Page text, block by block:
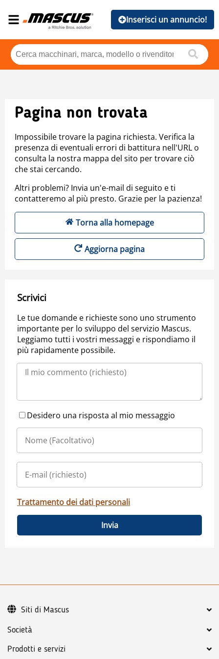
Inserisci un annuncio!
Pagina non trovata
Impossibile trovare la pagina richiesta. Verifica la
presenza di eventuali errori di battitura nell'URL o
consulta la nostra mappa del sito per trovare ciò
che stai cercando.
Altri problemi? Invia un'e-mail di seguito e ti
contatteremo al più presto. Grazie per la pazienza!
Torna alla homepage
Aggiorna pagina
Scrivici
Le tue domande e richieste sono uno strumento
importante per lo sviluppo del servizio Mascus.
Leggiamo tutti i vostri messaggi e rispondiamo il
più rapidamente possibile.
Desidero una risposta al mio messaggio
Trattamento dei dati personali
Invia
Società
Prodotti e servizi
Siti di Mascus